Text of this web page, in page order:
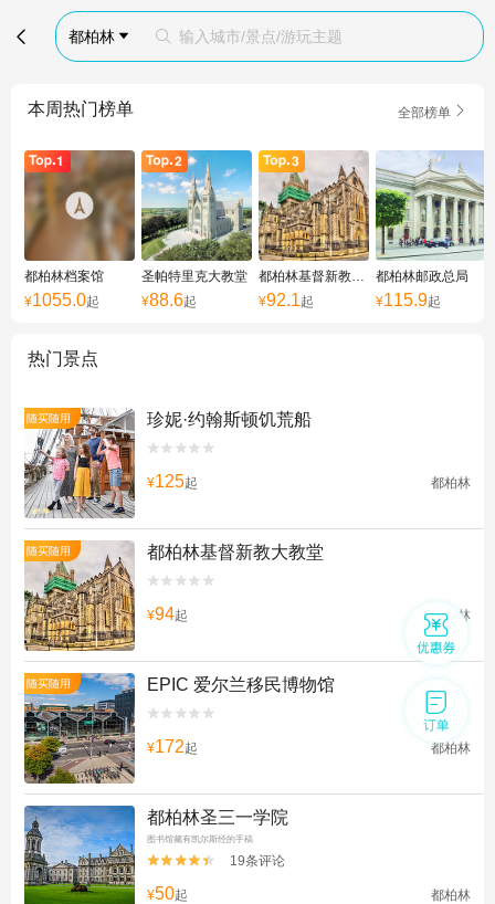
 都柏林   输入城市/景点/游玩主题
本周热门榜单 全部榜单 
都柏林档案馆
¥1055.0起
圣帕特里克大教堂
¥88.6起
都柏林基督新教大教堂
¥92.1起
都柏林邮政总局
¥115.9起
热门景点
随买随用 珍妮·约翰斯顿饥荒船


¥125起 都柏林
随买随用 都柏林基督新教大教堂


¥94起 都柏林
随买随用 EPIC 爱尔兰移民博物馆


¥172起 都柏林
都柏林圣三一学院
图书馆藏有凯尔斯经的手稿

 19条评论
¥50起 都柏林